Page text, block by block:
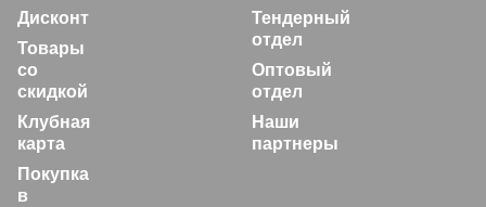
Дисконт
Товары
со
скидкой
Клубная
карта
Покупка
в
Тендерный
отдел
Оптовый
отдел
Наши
партнеры